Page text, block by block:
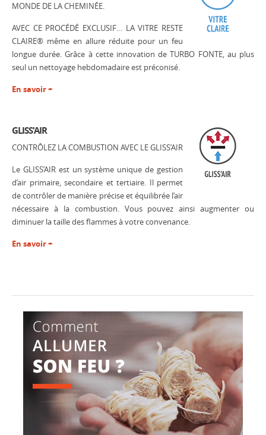
MONDE DE LA CHEMINÉE.
AVEC CE PROCÉDÉ EXCLUSIF… LA VITRE RESTE
CLAIRE® même en allure réduite pour un feu
longue durée. Grâce à cette innovation de TURBO FONTE, au plus
seul un nettoyage hebdomadaire est préconisé.
En savoir +
GLISS'AIR
CONTRÔLEZ LA COMBUSTION AVEC LE GLISS’AIR
Le GLISS’AIR est un système unique de gestion
d’air primaire, secondaire et tertiaire. Il permet
de contrôler de manière précise et équilibrée l’air
nécessaire à la combustion. Vous pouvez ainsi augmenter ou
diminuer la taille des flammes à votre convenance.
En savoir +